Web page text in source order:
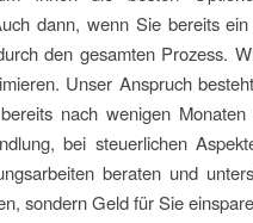
dann, wenn Sie bereits
den gesamten Prozess.
Unser Anspruch
nach wenigen
bei steuerlichen
beraten und
sondern Geld für Sie